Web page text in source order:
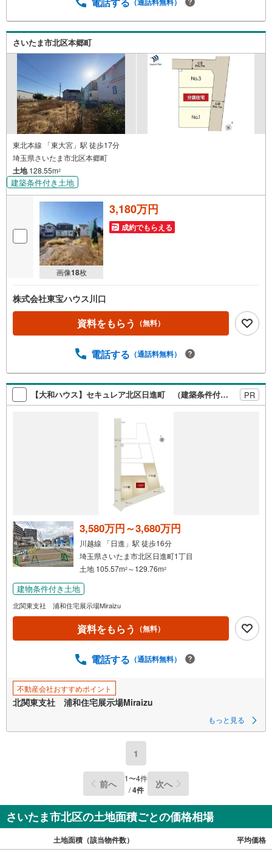
歓迎です！年間8000棟以上の限定物件を発表しているオー
プンハウスだから出会える物件が多数ございます。ぜひお
気軽にご連絡・ご相談ください！※限定物件:当社のみ、も
しくは当社を含めた数社でのみご紹介可能なオープンハウ
ス・ディベロップメントの物件
さいたま市北区本郷町
東北本線 「東大宮」駅 徒歩17分
埼玉県さいたま市北区本郷町
土地128.55m2
建築条件付き土地
画像18枚
3,180万円
成約でもらえる
株式会社東宝ハウス川口
資料をもらう （無料）
電話する （通話料無料）
【大和ハウス】セキュレア北区日進町 （建築条件付宅地分譲） PR
3,580万円～3,680万円
川越線 「日進」駅 徒歩16分
埼玉県さいたま市北区日進町1丁目
土地 105.57m2 ～129.76m2
建物条件付き土地
北関東支社 浦和住宅展示場Miraizu
資料をもらう （無料）
電話する （通話料無料）
不動産会社おすすめポイント
北関東支社 浦和住宅展示場Miraizu
もっと見る
1
前へ 1〜4件
/4件 次へ
さいたま市北区の土地面積ごとの価格相場
土地面積（該当物件数） 平均価格